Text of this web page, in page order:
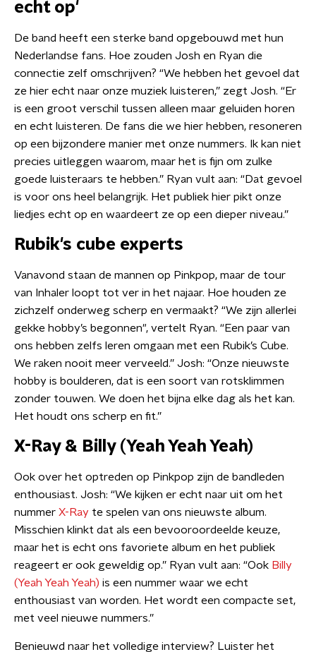
echt op'
De band heeft een sterke band opgebouwd met hun
Nederlandse fans. Hoe zouden Josh en Ryan die
connectie zelf omschrijven? “We hebben het gevoel dat
ze hier echt naar onze muziek luisteren,” zegt Josh. “Er
is een groot verschil tussen alleen maar geluiden horen
en echt luisteren. De fans die we hier hebben, resoneren
op een bijzondere manier met onze nummers. Ik kan niet
precies uitleggen waarom, maar het is fijn om zulke
goede luisteraars te hebben.” Ryan vult aan: “Dat gevoel
is voor ons heel belangrijk. Het publiek hier pikt onze
liedjes echt op en waardeert ze op een dieper niveau.”
Rubik's cube experts
Vanavond staan de mannen op Pinkpop, maar de tour
van Inhaler loopt tot ver in het najaar. Hoe houden ze
zichzelf onderweg scherp en vermaakt? “We zijn allerlei
gekke hobby’s begonnen", vertelt Ryan. “Een paar van
ons hebben zelfs leren omgaan met een Rubik’s Cube.
We raken nooit meer verveeld.” Josh: “Onze nieuwste
hobby is boulderen, dat is een soort van rotsklimmen
zonder touwen. We doen het bijna elke dag als het kan.
Het houdt ons scherp en fit.”
X-Ray & Billy (Yeah Yeah Yeah)
Ook over het optreden op Pinkpop zijn de bandleden
enthousiast. Josh: “We kijken er echt naar uit om het
nummer X-Ray te spelen van ons nieuwste album.
Misschien klinkt dat als een bevooroordeelde keuze,
maar het is echt ons favoriete album en het publiek
reageert er ook geweldig op.” Ryan vult aan: “Ook Billy
(Yeah Yeah Yeah) is een nummer waar we echt
enthousiast van worden. Het wordt een compacte set,
met veel nieuwe nummers.”
Benieuwd naar het volledige interview? Luister het